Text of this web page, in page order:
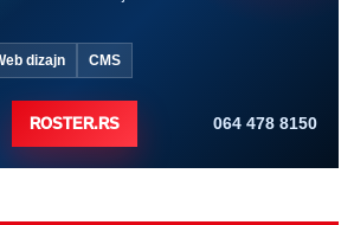
dizajn CMS
ROSTER.RS 064 478 8150